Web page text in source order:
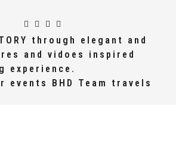
through elegant and
and vidoes inspired
experience.
events BHD Team travels